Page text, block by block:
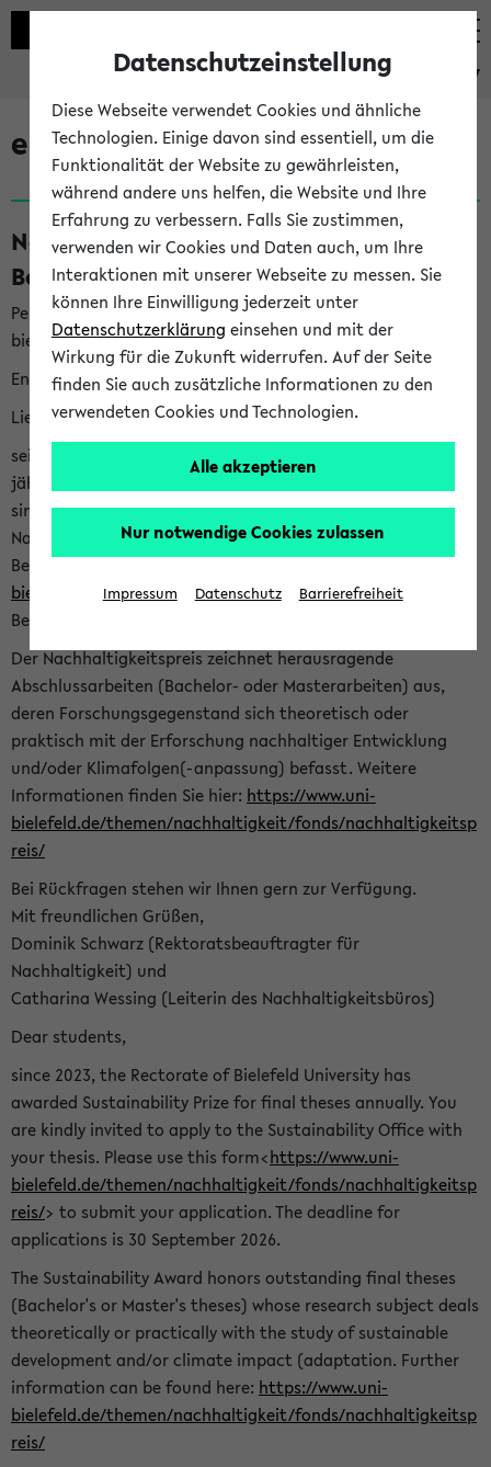
eKVV
eKVV News
Nachhaltigkeitspreis 2026:
Bewerbungsphase gestartet (06.08.26)
Per E-Mail eingestellt von nachhaltigkeitsbuero@uni-
bielefeld.de an den Verteiler 'Alle Studierenden':
English version below
Liebe Studierende,
seit 2023 verleiht das Rektorat der Universität Bielefeld
jährlich den Nachhaltigkeitspreis für Abschlussarbeiten. Sie
sind herzlich eingeladen sich mit Ihrer Abschlussarbeit beim
Nachhaltigkeitsbüro zu bewerben. Bitte nutzen Sie für Ihre
Bewerbung dieses Formular<https://formulare.uni-
bielefeld.de/frontend-server/form/provide/913/>. Die
Bewerbungsfrist endet am 30.09.2026.
Der Nachhaltigkeitspreis zeichnet herausragende
Abschlussarbeiten (Bachelor- oder Masterarbeiten) aus,
deren Forschungsgegenstand sich theoretisch oder
praktisch mit der Erforschung nachhaltiger Entwicklung
und/oder Klimafolgen(-anpassung) befasst. Weitere
Informationen finden Sie hier: https://www.uni-
bielefeld.de/themen/nachhaltigkeit/fonds/nachhaltigkeitsp
reis/
Bei Rückfragen stehen wir Ihnen gern zur Verfügung.
Mit freundlichen Grüßen,
Dominik Schwarz (Rektoratsbeauftragter für
Nachhaltigkeit) und
Catharina Wessing (Leiterin des Nachhaltigkeitsbüros)
Dear students,
since 2023, the Rectorate of Bielefeld University has
awarded Sustainability Prize for final theses annually. You
are kindly invited to apply to the Sustainability Office with
your thesis. Please use this form<https://www.uni-
bielefeld.de/themen/nachhaltigkeit/fonds/nachhaltigkeitsp
reis/> to submit your application. The deadline for
applications is 30 September 2026.
The Sustainability Award honors outstanding final theses
(Bachelor's or Master's theses) whose research subject deals
theoretically or practically with the study of sustainable
development and/or climate impact (adaptation. Further
information can be found here: https://www.uni-
bielefeld.de/themen/nachhaltigkeit/fonds/nachhaltigkeitsp
reis/
Datenschutzeinstellung
Diese Webseite verwendet Cookies und ähnliche
Technologien. Einige davon sind essentiell, um die
Funktionalität der Website zu gewährleisten,
während andere uns helfen, die Website und Ihre
Erfahrung zu verbessern. Falls Sie zustimmen,
verwenden wir Cookies und Daten auch, um Ihre
Interaktionen mit unserer Webseite zu messen. Sie
können Ihre Einwilligung jederzeit unter
Datenschutzerklärung einsehen und mit der
Wirkung für die Zukunft widerrufen. Auf der Seite
finden Sie auch zusätzliche Informationen zu den
verwendeten Cookies und Technologien.
Alle akzeptieren
Nur notwendige Cookies zulassen
Impressum Datenschutz Barrierefreiheit